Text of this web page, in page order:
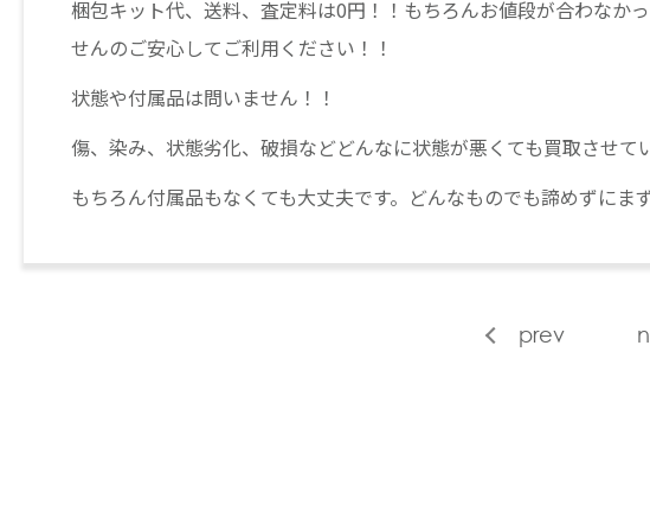
梱包キット代、送料、査定料は0円！！もちろんお値段が合わなか
せんのご安心してご利用ください！！
状態や付属品は問いません！！
傷、染み、状態劣化、破損などどんなに状態が悪くても買取させて
もちろん付属品もなくても大丈夫です。どんなものでも諦めずにま
prev